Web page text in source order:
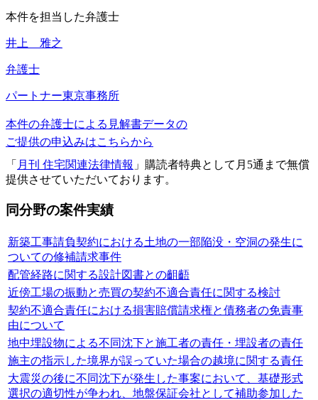
本件を担当した弁護士
井上 雅之
弁護士
パートナー東京事務所
本件の弁護士による見解書データの
ご提供の申込みはこちらから
「 月刊 住宅関連法律情報 」購読者特典として月5通まで無償
提供させていただいております。
同分野の案件実績
新築工事請負契約における土地の一部陥没・空洞の発生に
ついての修補請求事件
配管経路に関する設計図書との齟齬
近傍工場の振動と売買の契約不適合責任に関する検討
契約不適合責任における損害賠償請求権と債務者の免責事
由について
地中埋設物による不同沈下と施工者の責任・埋設者の責任
施主の指示した境界が誤っていた場合の越境に関する責任
大震災の後に不同沈下が発生した事案において、基礎形式
選択の適切性が争われ、地盤保証会社として補助参加した